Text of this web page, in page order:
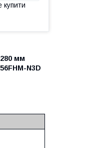
купити
мм
N3D